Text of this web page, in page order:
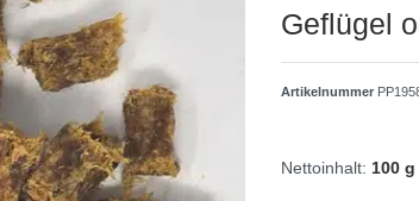
Geflügel
Artikelnummer
Nettoinhalt: 100 g